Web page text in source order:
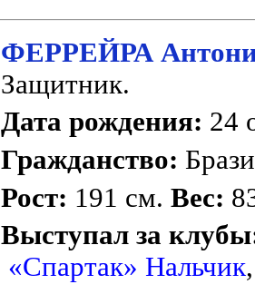
ФЕРРЕЙРА
Защитник.
Дата рождения: 24
Гражданство:
Рост: 191 см.Вес:
Выступал за
«Спартак» Нальчик